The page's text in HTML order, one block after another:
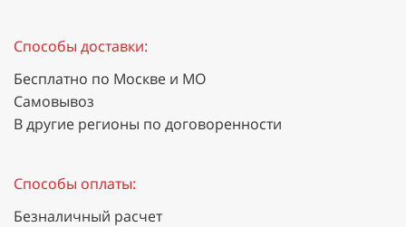
Способы доставки:
Бесплатно по Москве и МО
Самовывоз
В другие регионы по договоренности
Способы оплаты:
Безналичный расчет